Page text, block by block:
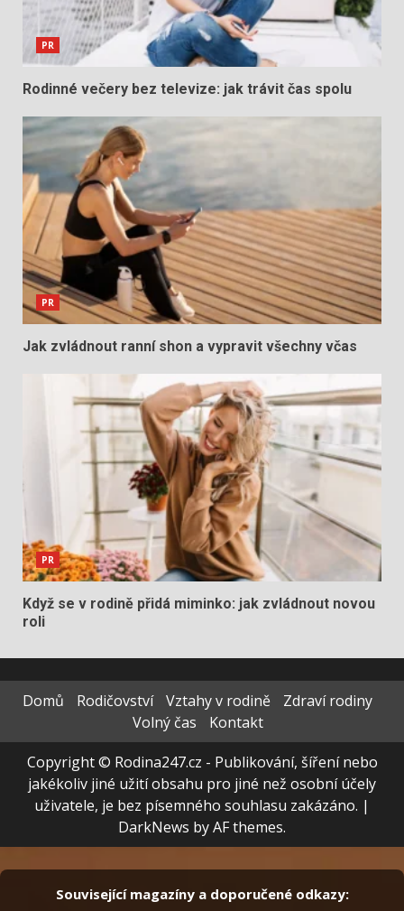
PR
Rodinné večery bez televize: jak trávit čas spolu
PR
Jak zvládnout ranní shon a vypravit všechny včas
PR
Když se v rodině přidá miminko: jak zvládnout novou
roli
Domů Rodičovství Vztahy v rodině
Zdraví rodiny
Volný čas
Kontakt
Copyright © Rodina247.cz - Publikování, šíření nebo
jakékoliv jiné užití obsahu pro jiné než osobní účely
uživatele, je bez písemného souhlasu zakázáno. |
DarkNews by AF themes.
Související magazíny a doporučené odkazy: